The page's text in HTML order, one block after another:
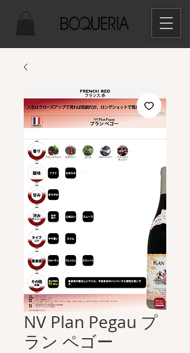
NV Plan Pegau プ
ラン ペゴー